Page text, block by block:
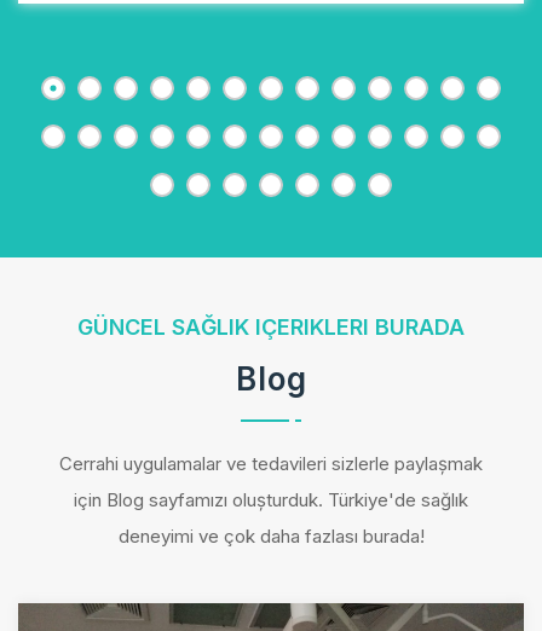
GÜNCEL SAĞLIK IÇERIKLERI BURADA
Blog
Cerrahi uygulamalar ve tedavileri sizlerle paylaşmak
için Blog sayfamızı oluşturduk. Türkiye'de sağlık
deneyimi ve çok daha fazlası burada!